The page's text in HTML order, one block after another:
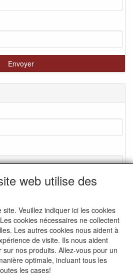
web utilise des
Veuillez indiquer ici les cookies
cookies nécessaires ne collectent
Les autres cookies nous aident à
de visite. Ils nous aident
nos produits. Allez-vous pour un
optimale, incluant tous les
les cases!